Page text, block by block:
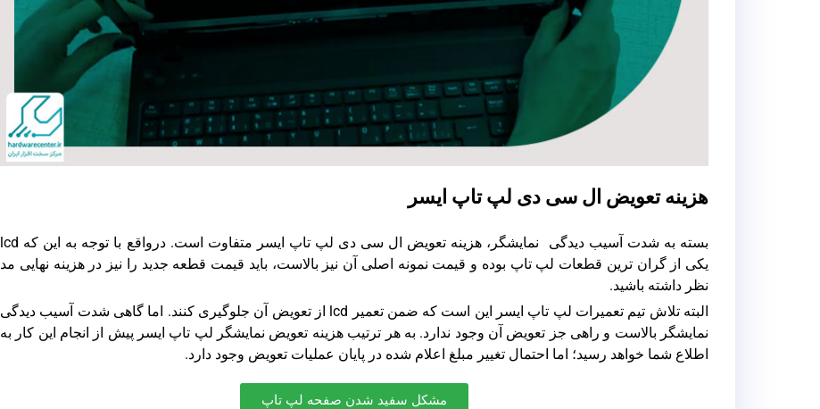
هزینه تعویض ال سی دی لپ تاپ ایسر
بسته به شدت آسیب دیدگی نمایشگر، هزینه تعویض ال سی دی لپ تاپ ایسر متفاوت است. درواقع با توجه به این که lcd
یکی از گران ترین قطعات لپ تاپ بوده و قیمت نمونه اصلی آن نیز بالاست، باید قیمت قطعه جدید را نیز در هزینه نهایی مد
نظر داشته باشید.
البته تلاش تیم تعمیرات لپ تاپ ایسر این است که ضمن تعمیر lcd از تعویض آن جلوگیری کنند. اما گاهی شدت آسیب دیدگی
نمایشگر بالاست و راهی جز تعویض آن وجود ندارد. به هر ترتیب هزینه تعویض نمایشگر لپ تاپ ایسر پیش از انجام این کار به
اطلاع شما خواهد رسید؛ اما احتمال تغییر مبلغ اعلام شده در پایان عملیات تعویض وجود دارد.
مشکل سفید شدن صفحه لپ تاپ